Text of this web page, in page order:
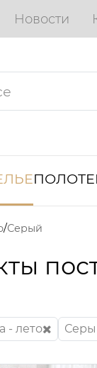
Новости
Серый
- лето